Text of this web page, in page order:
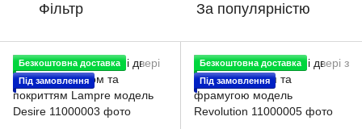
Фільтр За популярністю
Безкоштовна доставка
Під замовлення
Безкоштовна доставка
Під замовлення